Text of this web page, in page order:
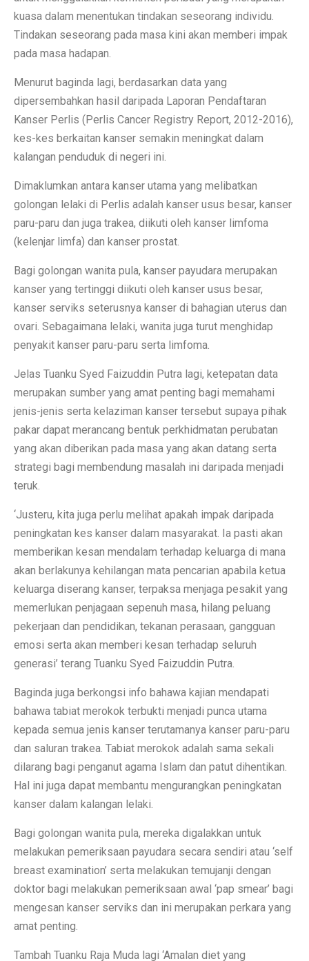
kuasa dalam menentukan tindakan seseorang individu.
Tindakan seseorang pada masa kini akan memberi impak
pada masa hadapan.
Menurut baginda lagi, berdasarkan data yang
dipersembahkan hasil daripada Laporan Pendaftaran
Kanser Perlis (Perlis Cancer Registry Report, 2012-2016),
kes-kes berkaitan kanser semakin meningkat dalam
kalangan penduduk di negeri ini.
Dimaklumkan antara kanser utama yang melibatkan
golongan lelaki di Perlis adalah kanser usus besar, kanser
paru-paru dan juga trakea, diikuti oleh kanser limfoma
(kelenjar limfa) dan kanser prostat.
Bagi golongan wanita pula, kanser payudara merupakan
kanser yang tertinggi diikuti oleh kanser usus besar,
kanser serviks seterusnya kanser di bahagian uterus dan
ovari. Sebagaimana lelaki, wanita juga turut menghidap
penyakit kanser paru-paru serta limfoma.
Jelas Tuanku Syed Faizuddin Putra lagi, ketepatan data
merupakan sumber yang amat penting bagi memahami
jenis-jenis serta kelaziman kanser tersebut supaya pihak
pakar dapat merancang bentuk perkhidmatan perubatan
yang akan diberikan pada masa yang akan datang serta
strategi bagi membendung masalah ini daripada menjadi
teruk.
‘Justeru, kita juga perlu melihat apakah impak daripada
peningkatan kes kanser dalam masyarakat. Ia pasti akan
memberikan kesan mendalam terhadap keluarga di mana
akan berlakunya kehilangan mata pencarian apabila ketua
keluarga diserang kanser, terpaksa menjaga pesakit yang
memerlukan penjagaan sepenuh masa, hilang peluang
pekerjaan dan pendidikan, tekanan perasaan, gangguan
emosi serta akan memberi kesan terhadap seluruh
generasi’ terang Tuanku Syed Faizuddin Putra.
Baginda juga berkongsi info bahawa kajian mendapati
bahawa tabiat merokok terbukti menjadi punca utama
kepada semua jenis kanser terutamanya kanser paru-paru
dan saluran trakea. Tabiat merokok adalah sama sekali
dilarang bagi penganut agama Islam dan patut dihentikan.
Hal ini juga dapat membantu mengurangkan peningkatan
kanser dalam kalangan lelaki.
Bagi golongan wanita pula, mereka digalakkan untuk
melakukan pemeriksaan payudara secara sendiri atau ‘self
breast examination’ serta melakukan temujanji dengan
doktor bagi melakukan pemeriksaan awal ‘pap smear’ bagi
mengesan kanser serviks dan ini merupakan perkara yang
amat penting.
Tambah Tuanku Raja Muda lagi ‘Amalan diet yang